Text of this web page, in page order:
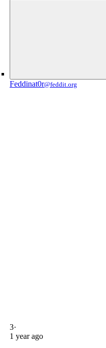
Feddinat0r@feddit.org
3·
1 year ago